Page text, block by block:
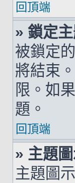
回頂端
» 鎖定
被鎖定
將結束
限。如
題。
回頂端
» 主題
主題圖